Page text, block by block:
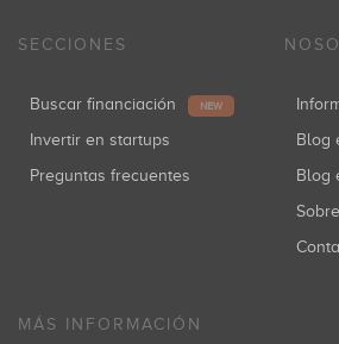
SECCIONES
Buscar financiación NEW
Invertir en startups
Preguntas frecuentes
MÁS INFORMACIÓN